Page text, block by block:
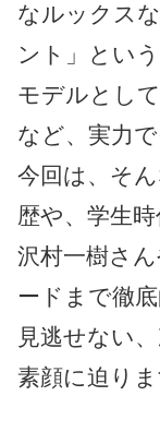
なルックス
ント」とい
モデルとし
など、実力
今回は、そ
歴や、学生
沢村一樹さ
ードまで徹
見逃せない
素顔に迫りま